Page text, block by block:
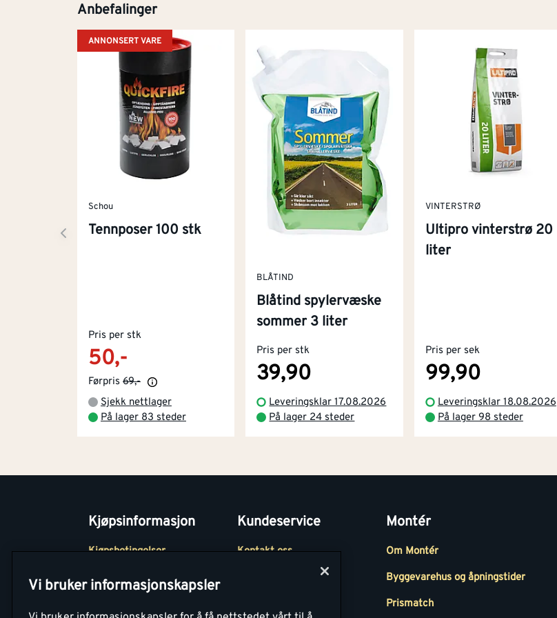
Anbefalinger
ANNONSERT VARE
Schou
Tennposer 100 stk
Pris per stk
50,-
Førpris 69,-
Sjekk nettlager
På lager 83 steder
BLÅTIND
Blåtind spylervæske
sommer 3 liter
Pris per stk
39,90
Leveringsklar 17.08.2026
På lager 24 steder
VINTERSTRØ
Ultipro vinterstrø 20
liter
Pris per sek
99,90
Leveringsklar 18.08.2026
På lager 98 steder
Kjøpsinformasjon
Kjøpsbetingelser
Betaling
Kundeservice
Kontakt oss
Montér
Om Montér
Byggevarehus og åpningstider
Prismatch
Vi bruker informasjonskapsler